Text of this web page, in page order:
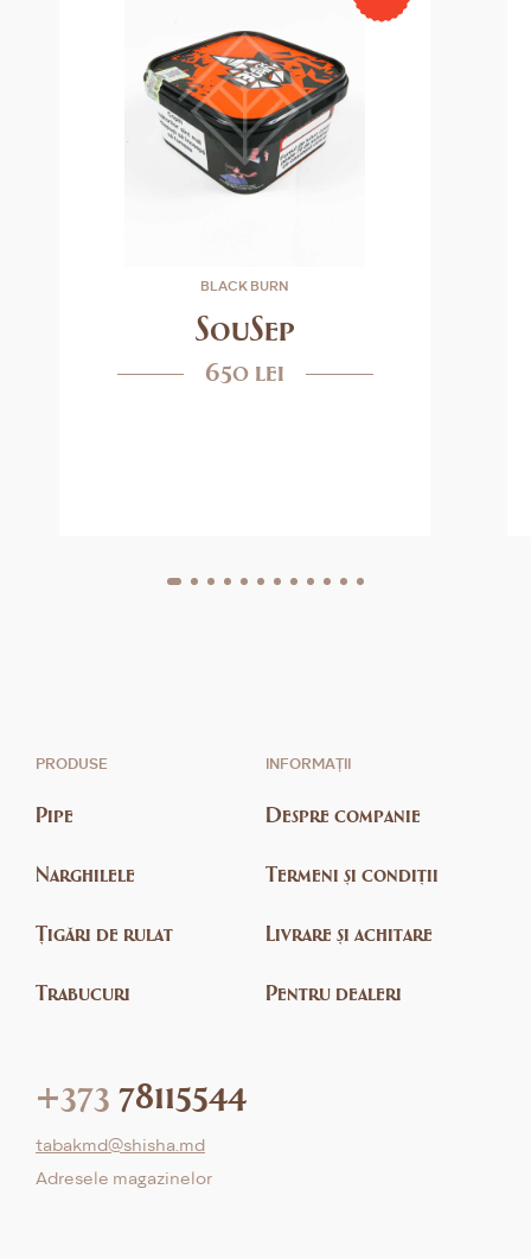
BLACK BURN
SouSep
650 lei
PRODUSE
Pipe
Narghilele
Țigări de rulat
Trabucuri
INFORMAȚII
Despre companie
Termeni și condiții
Livrare și achitare
Pentru dealeri
+373 78115544
tabakmd@shisha.md
Adresele magazinelor